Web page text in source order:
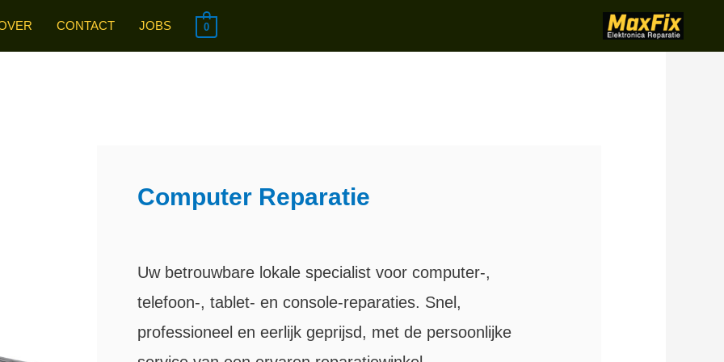
CONTACT JOBS 0
Computer Reparatie
Uw betrouwbare lokale specialist voor computer-,
telefoon-, tablet- en console-reparaties. Snel,
professioneel en eerlijk geprijsd, met de persoonlijke